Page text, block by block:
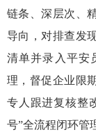
链条、深层次、
导向，对排查发
清单并录入平安
理，督促企业限
专人跟进复核
号”全流程闭环管